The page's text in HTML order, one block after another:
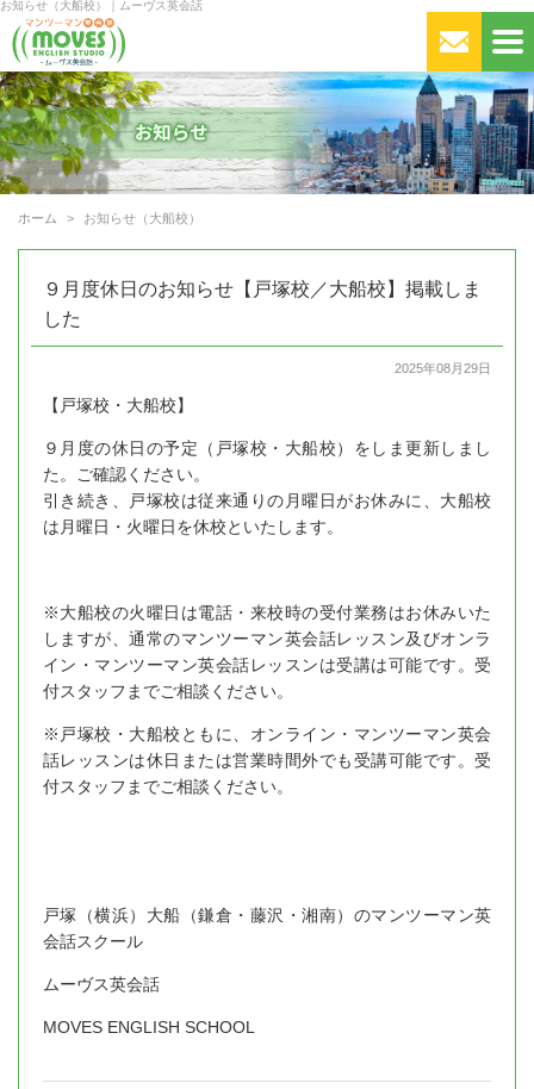
お知らせ（大船校）｜ムーヴス英会話
ホーム お知らせ（大船校）
９月度休日のお知らせ【戸塚校／大船校】掲載しま
した
2025年08月29日
【戸塚校・大船校】
９月度の休日の予定（戸塚校・大船校）をしま更新しまし
た。ご確認ください。
引き続き、戸塚校は従来通りの月曜日がお休みに、大船校
は月曜日・火曜日を休校といたします。
※大船校の火曜日は電話・来校時の受付業務はお休みいた
しますが、通常のマンツーマン英会話レッスン及びオンラ
イン・マンツーマン英会話レッスンは受講は可能です。受
付スタッフまでご相談ください。
※戸塚校・大船校ともに、オンライン・マンツーマン英会
話レッスンは休日または営業時間外でも受講可能です。受
付スタッフまでご相談ください。
戸塚（横浜）大船（鎌倉・藤沢・湘南）のマンツーマン英
会話スクール
ムーヴス英会話
MOVES ENGLISH SCHOOL